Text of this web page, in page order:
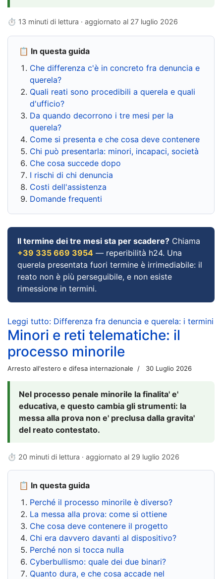
⏱ 13 minuti di lettura · aggiornato al 27 luglio 2026
📋 In questa guida
Che differenza c'è in concreto fra denuncia e
querela?
Quali reati sono procedibili a querela e quali
d'ufficio?
Da quando decorrono i tre mesi per la
querela?
Come si presenta e che cosa deve contenere
Chi può presentarla: minori, incapaci, società
Che cosa succede dopo
I rischi di chi denuncia
Costi dell'assistenza
Domande frequenti
Il termine dei tre mesi sta per scadere? Chiama
+39 335 669 3954 — reperibilità h24. Una
querela presentata fuori termine è irrimediabile: il
reato non è più perseguibile, e non esiste
rimessione in termini.
Leggi tutto: Differenza fra denuncia e querela: i termini
Minori e reti telematiche: il
processo minorile
Arresto all'estero e difesa internazionale 30 Luglio 2026
Nel processo penale minorile la finalita' e'
educativa, e questo cambia gli strumenti: la
messa alla prova non e' preclusa dalla gravita'
del reato contestato.
⏱ 20 minuti di lettura · aggiornato al 29 luglio 2026
📋 In questa guida
Perché il processo minorile è diverso?
La messa alla prova: come si ottiene
Che cosa deve contenere il progetto
Chi era davvero davanti al dispositivo?
Perché non si tocca nulla
Cyberbullismo: quale dei due binari?
Quanto dura, e che cosa accade nel